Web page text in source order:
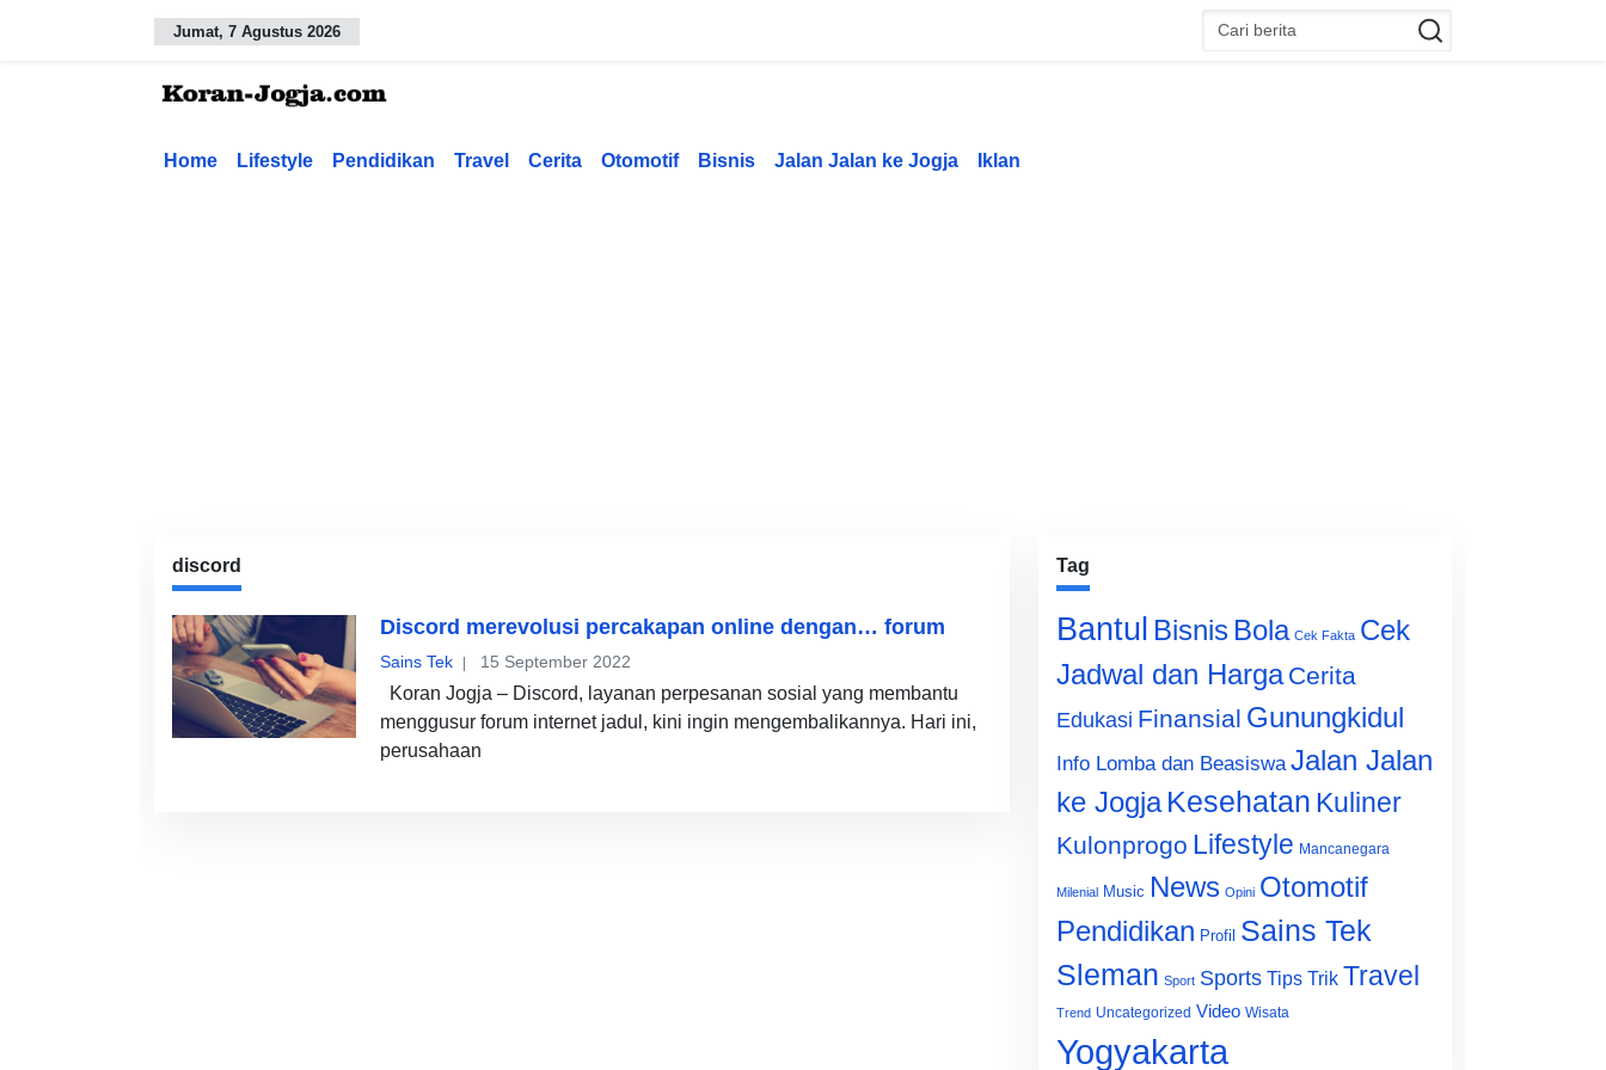
Jumat, 7 Agustus 2026
Home Lifestyle Pendidikan Travel Cerita Otomotif Bisnis Jalan Jalan ke Jogja Iklan
discord
Discord merevolusi percakapan online dengan… forum
Sains Tek 15 September 2022
Koran Jogja – Discord, layanan perpesanan sosial yang membantu
menggusur forum internet jadul, kini ingin mengembalikannya. Hari ini,
perusahaan
Tag
Bantul Bisnis Bola Cek Fakta Cek
Jadwal dan Harga Cerita
Edukasi Finansial Gunungkidul
Info Lomba dan Beasiswa Jalan Jalan
ke Jogja Kesehatan Kuliner
Kulonprogo Lifestyle Mancanegara
Milenial Music News Opini Otomotif
Pendidikan Profil Sains Tek
Sleman Sport Sports Tips Trik Travel
Trend Uncategorized Video Wisata
Yogyakarta